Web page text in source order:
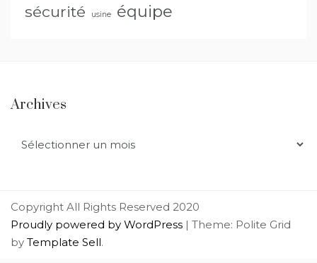
sécurité usine équipe
Archives
Copyright All Rights Reserved 2020
Proudly powered by WordPress | Theme: Polite Grid
by Template Sell.